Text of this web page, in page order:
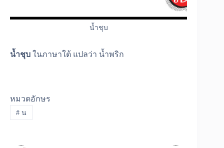
น้ำชุบ
น้ำชุบ ในภาษาใต้ แปลว่า น้ำพริก
หมวดอักษร
#น